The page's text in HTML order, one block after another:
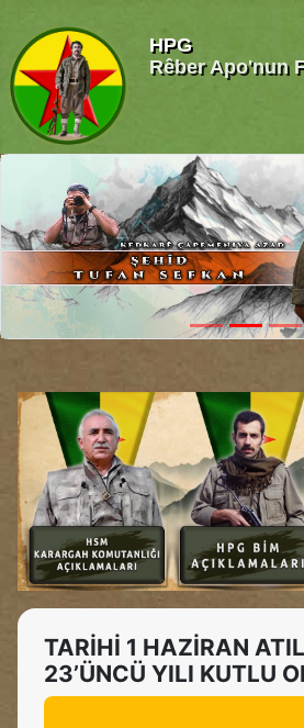
HPG
Rêber Apo'nun
TARİHİ 1 HAZİRAN
23’ÜNCÜ YILI KUTLU